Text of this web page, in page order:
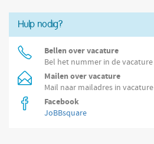
Hulp nodig?
Bellen over vacature
Bel het nummer in de vacature
Mailen over vacature
Mail naar mailadres in vacature
Facebook
JoBBsquare